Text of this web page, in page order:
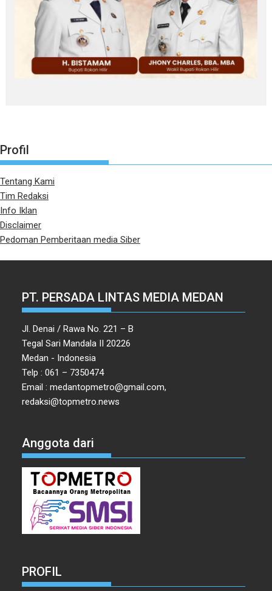
Profil
Tentang Kami
Tim Redaksi
Info Iklan
Disclaimer
Pedoman Pemberitaan media Siber
PT. PERSADA LINTAS MEDIA MEDAN
Jl. Denai / Rawa No. 221 – B
Tegal Sari Mandala II 20226
Medan - Indonesia
Telp : 061 – 7350474
Email : medantopmetro@gmail.com,
redaksi@topmetro.news
Anggota dari
PROFIL